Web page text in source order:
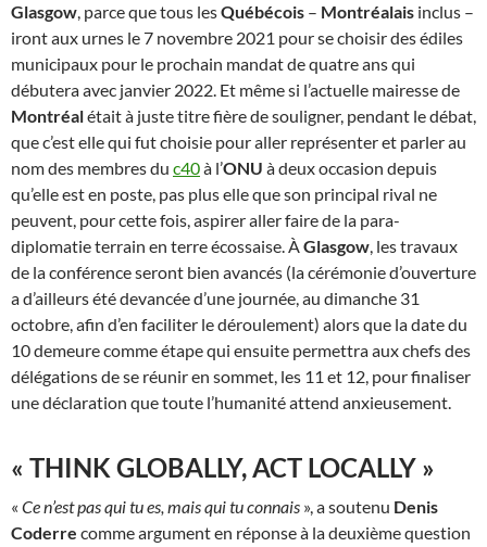
Glasgow, parce que tous lesQuébécois – Montréalais inclus –
iront aux urnes le 7 novembre 2021 pour se choisir des édiles
municipaux pour le prochain mandat de quatre ans qui
débutera avec janvier 2022. Et même si l’actuelle mairesse de
Montréalétait à juste titre fière de souligner, pendant le débat,
que c’est elle qui fut choisie pour aller représenter et parler au
nom des membres du c40à l’ONU à deux occasion depuis
qu’elle est en poste, pas plus elle que son principal rival ne
peuvent, pour cette fois, aspirer aller faire de la para-
diplomatie terrain en terre écossaise. ÀGlasgow, les travaux
de la conférence seront bien avancés (la cérémonie d’ouverture
a d’ailleurs été devancée d’une journée, au dimanche 31
octobre, afin d’en faciliter le déroulement) alors que la date du
10 demeure comme étape qui ensuite permettra aux chefs des
délégations de se réunir en sommet, les 11 et 12, pour finaliser
une déclaration que toute l’humanité attend anxieusement.
« THINK GLOBALLY, ACT LOCALLY »
« Ce n’est pas qui tu es, mais qui tu connais », a soutenu Denis
Coderre comme argument en réponse à la deuxième question